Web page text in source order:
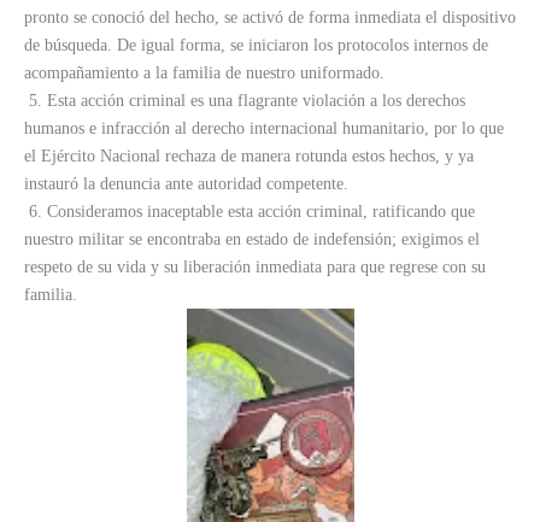
pronto se conoció del hecho, se activó de forma inmediata el dispositivo
de búsqueda. De igual forma, se iniciaron los protocolos internos de
acompañamiento a la familia de nuestro uniformado.
5. Esta acción criminal es una flagrante violación a los derechos
humanos e infracción al derecho internacional humanitario, por lo que
el Ejército Nacional rechaza de manera rotunda estos hechos, y ya
instauró la denuncia ante autoridad competente.
6. Consideramos inaceptable esta acción criminal, ratificando que
nuestro militar se encontraba en estado de indefensión; exigimos el
respeto de su vida y su liberación inmediata para que regrese con su
familia.